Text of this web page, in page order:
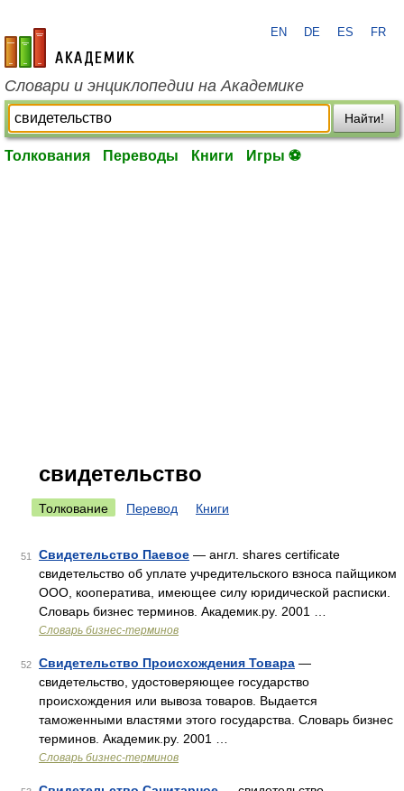
academic.ru
EN DE ES FR
Словари и энциклопедии на Академике
Найти!
Толкования Переводы Книги Игры ⚽
свидетельство
Толкование Перевод Книги
51 Свидетельство Паевое — англ. shares certificate
свидетельство об уплате учредительского взноса пайщиком
ООО, кооператива, имеющее силу юридической расписки.
Словарь бизнес терминов. Академик.ру. 2001 …
Словарь бизнес-терминов
52 Свидетельство Происхождения Товара —
свидетельство, удостоверяющее государство
происхождения или вывоза товаров. Выдается
таможенными властями этого государства. Словарь бизнес
терминов. Академик.ру. 2001 …
Словарь бизнес-терминов